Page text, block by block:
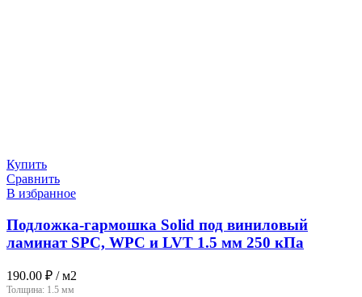
Купить
Сравнить
В избранное
Подложка-гармошка Solid под виниловый
ламинат SPC, WPC и LVT 1.5 мм 250 кПа
190.00 ₽ / м2
Толщина: 1.5 мм